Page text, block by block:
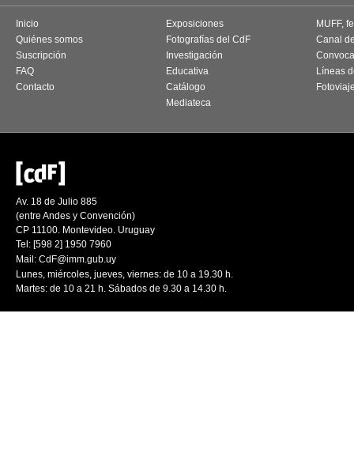
Inicio
Quiénes somos
Suscripción
FAQ
Contacto
Exposiciones
Fotografías del CdF
Investigación
Educativa
Catálogo
Mediateca
MUFF,
Canal
Líneas
Av. 18 de Julio 885
(entre Andes y Convención)
CP 11100. Montevideo. Uruguay
Tel: [598 2] 1950 7960
Mail: CdF@imm.gub.uy
Lunes, miércoles, jueves, viernes: de 10 a 19.30 h.
Martes: de 10 a 21 h. Sábados de 9.30 a 14.30 h.